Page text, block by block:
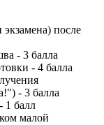
экзамена) после
- 3 балла
- 4 балла
- 3 балла
1 балл
малой